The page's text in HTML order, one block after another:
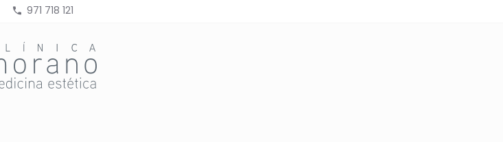
971 718 121